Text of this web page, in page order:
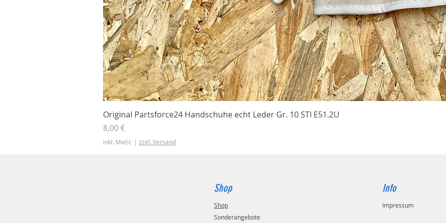
Schnellansicht
Original Partsforce24 Handschuhe echt Leder Gr. 10 STI E51.2U
Preis
8,00 €
inkl. MwSt. | zzgl. Versand
Shop
Shop
Sonderangebote
Info
Impressum